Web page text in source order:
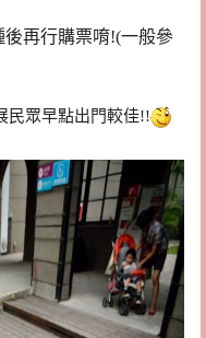
後再行購票唷!(一般參
點出門較佳!!